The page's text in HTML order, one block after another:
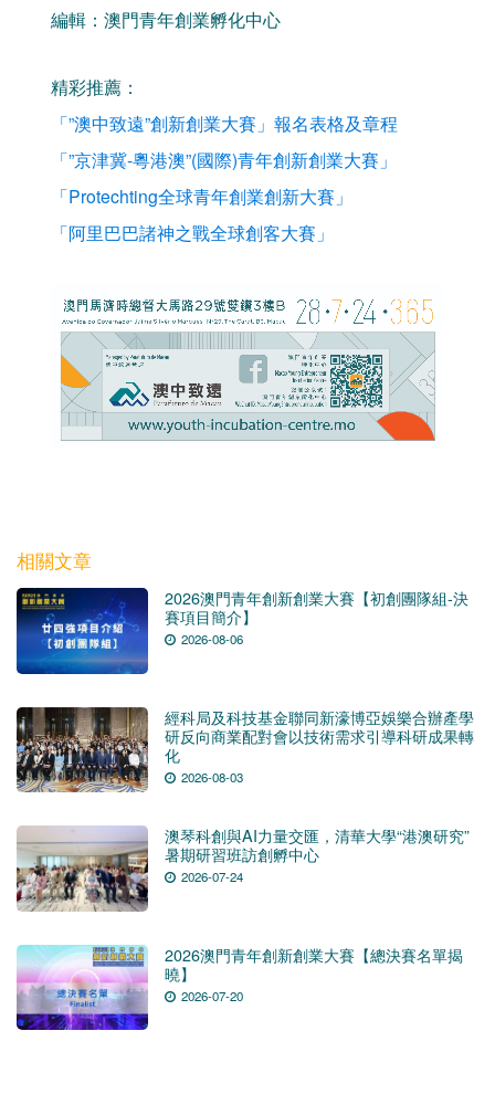
編輯：澳門青年創業孵化中心
精彩推薦：
「”澳中致遠”創新創業大賽」報名表格及章程
「”京津冀-粵港澳”(國際)青年創新創業大賽」
「Protechting全球青年創業創新大賽」
「阿里巴巴諸神之戰全球創客大賽」
相關文章
2026澳門青年創新創業大賽【初創團隊組-決
賽項目簡介】
2026-08-06
經科局及科技基金聯同新濠博亞娛樂合辦產學
研反向商業配對會以技術需求引導科研成果轉
化
2026-08-03
澳琴科創與AI力量交匯，清華大學“港澳研究”
暑期研習班訪創孵中心
2026-07-24
2026澳門青年創新創業大賽【總決賽名單揭
曉】
2026-07-20